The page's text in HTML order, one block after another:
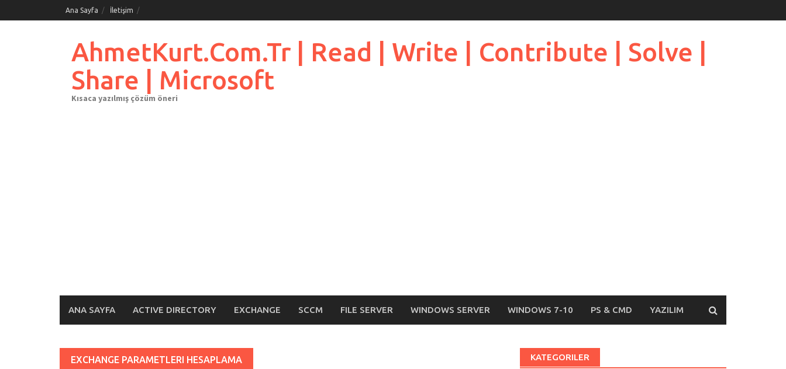
to
Ana Sayfa İletişim
AhmetKurt.Com.Tr | Read | Write | Contribute | Solve |
Share | Microsoft
Kısaca yazılmış çözüm öneri
ANA SAYFA ACTIVE DIRECTORY EXCHANGE SCCM FILE SERVER WINDOWS SERVER WINDOWS 7-10 PS & CMD YAZILIM
EXCHANGE PARAMETLERI HESAPLAMA KATEGORILER